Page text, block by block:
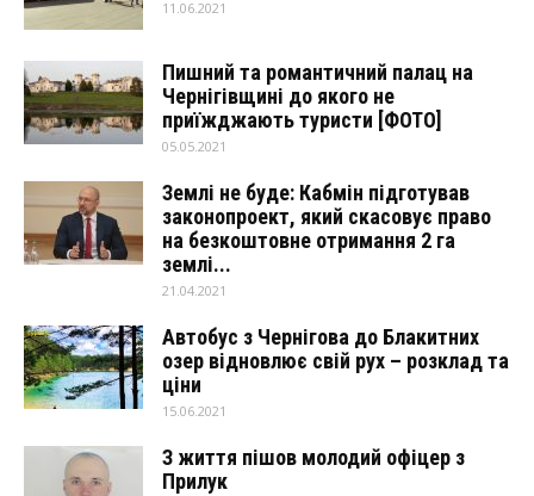
11.06.2021
Пишний та романтичний палац на
Чернігівщині до якого не
приїжджають туристи [ФОТО]
05.05.2021
Землі не буде: Кабмін підготував
законопроект, який скасовує право
на безкоштовне отримання 2 га
землі...
21.04.2021
Автобус з Чернігова до Блакитних
озер відновлює свій рух – розклад та
ціни
15.06.2021
З життя пішов молодий офіцер з
Прилук